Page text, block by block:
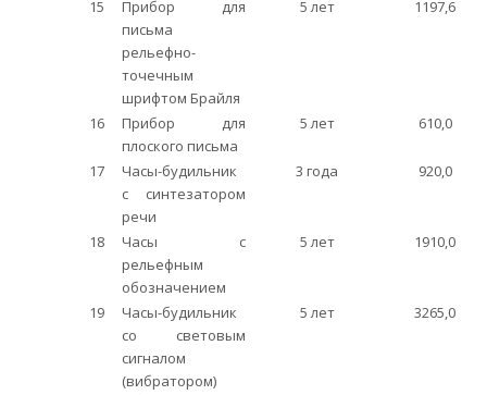
15
Прибор для
письма
рельефно-
точечным
шрифтом Брайля
5 лет 1197,6
16
Прибор для
плоского письма
5 лет 610,0
17
Часы-будильник
с синтезатором
речи
3 года 920,0
18
Часы с
рельефным
обозначением
5 лет 1910,0
19
Часы-будильник
со световым
сигналом
(вибратором)
5 лет 3265,0